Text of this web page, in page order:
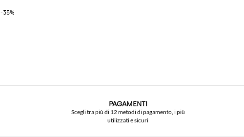
-35%
PAGAMENTI
Scegli tra più di 12 metodi di pagamento, i più
utilizzati e sicuri